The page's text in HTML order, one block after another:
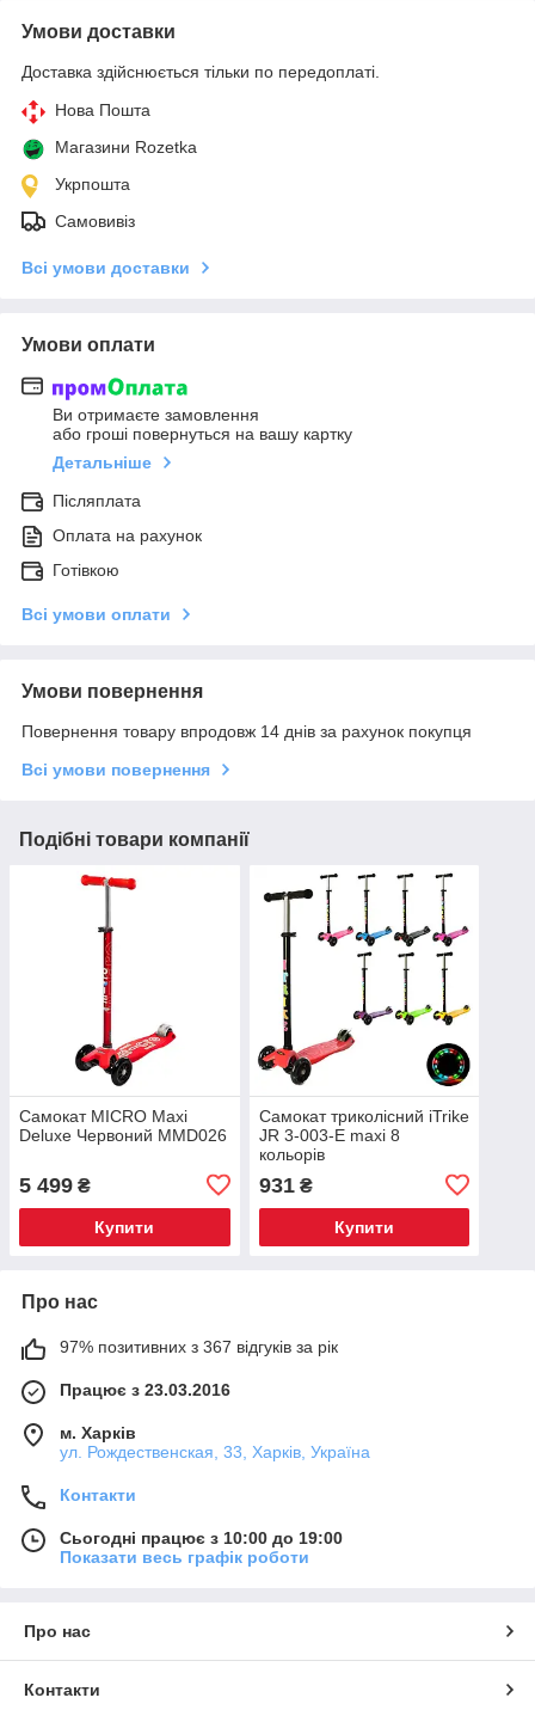
Умови доставки
Доставка здійснюється тільки по передоплаті.
Нова Пошта
Магазини Rozetka
Укрпошта
Самовивіз
Всі умови доставки
Умови оплати
Ви отримаєте замовлення
або гроші повернуться на вашу картку
Детальніше
Післяплата
Оплата на рахунок
Готівкою
Всі умови оплати
Умови повернення
Повернення товару впродовж 14 днів за рахунок покупця
Всі умови повернення
Подібні товари компанії
Самокат MICRO Maxi
Deluxe Червоний MMD026
5 499 ₴
Купити
Самокат триколісний iTrike
JR 3-003-E maxi 8
кольорів
931₴
Купити
Про нас
97% позитивних з 367 відгуків за рік
Працює з 23.03.2016
м. Харків
ул. Рождественская, 33, Харків, Україна
Контакти
Сьогодні працює з 10:00 до 19:00
Показати весь графік роботи
Про нас
Контакти